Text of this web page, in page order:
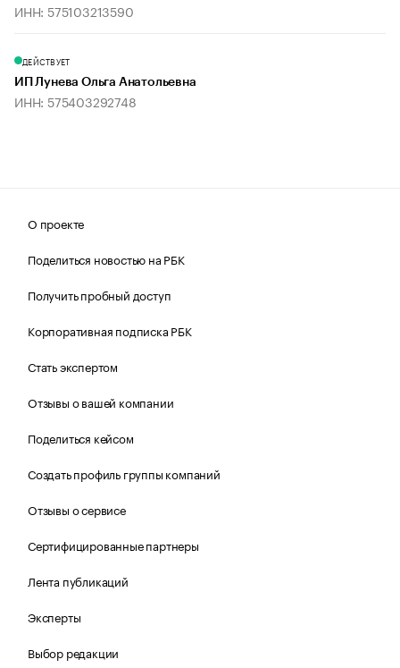
ИНН: 575103213590
ДЕЙСТВУЕТ
ИП Лунева Ольга Анатольевна
ИНН: 575403292748
О проекте
Поделиться новостью на РБК
Получить пробный доступ
Корпоративная подписка РБК
Стать экспертом
Отзывы о вашей компании
Поделиться кейсом
Создать профиль группы компаний
Отзывы о сервисе
Сертифицированные партнеры
Лента публикаций
Эксперты
Выбор редакции